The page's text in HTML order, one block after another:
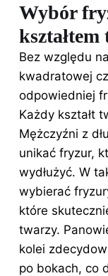
Wybór
Bez względu
kwadratowej
odpowiedniej
Każdy kształt
Mężczyźni z
unikać fryzur,
wydłużyć. W
wybierać
które
twarzy.
kolei
po bokach, co